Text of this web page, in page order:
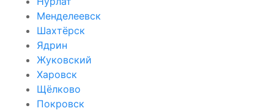
Менделеевск
Шахтёрск
Ядрин
Жуковский
Харовск
Щёлково
Покровск